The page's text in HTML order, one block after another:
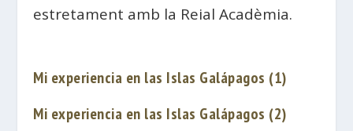
estretament amb la Reial Acadèmia.
Mi experiencia en las Islas Galápagos (1)
Mi experiencia en las Islas Galápagos (2)